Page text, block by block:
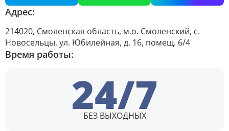
Адрес:
214020, Смоленская область, м.о. Смоленский, с.
Новосельцы, ул. Юбилейная, д. 16, помещ. 6/4
Время работы:
24/7
БЕЗ ВЫХОДНЫХ